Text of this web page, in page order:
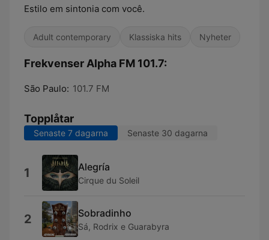
Estilo em sintonia com você.
Adult contemporary Klassiska hits Nyheter
Frekvenser Alpha FM 101.7:
São Paulo: 101.7 FM
Topplåtar
Senaste 7 dagarna Senaste 30 dagarna
1 Alegría
Cirque du Soleil
2 Sobradinho
Sá, Rodrix e Guarabyra